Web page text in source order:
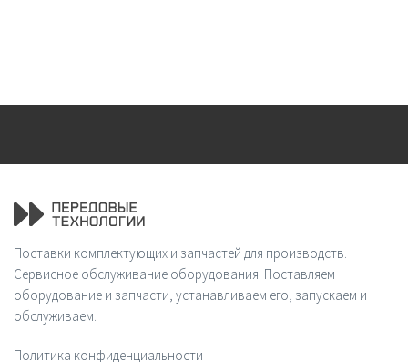
Поставки комплектующих и запчастей для производств.
Сервисное обслуживание оборудования. Поставляем
оборудование и запчасти, устанавливаем его, запускаем и
обслуживаем.
Политика конфиденциальности